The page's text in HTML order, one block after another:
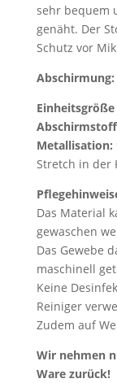
sehr bequem
genäht. Der
Schutz vor
Abschirmung:
Einheitsgröße
Metallisation:
Stretch in der
Das Material
gewaschen
Das Gewebe
maschinell
Keine
Reiniger
Zudem auf
Wir nehmen
Ware zurück!